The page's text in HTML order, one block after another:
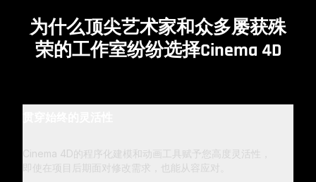
为什么顶尖艺术家和众多屡获殊
荣的工作室纷纷选择Cinema 4D
Cinema 4D的程序化建模和动画工具赋予您高度灵活性，
即使在项目后期面对修改需求，也能从容应对。